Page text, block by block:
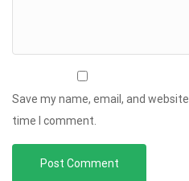
Save my name, email, and
time I comment.